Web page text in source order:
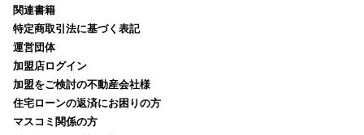
関連書籍
特定商取引法に基づく表記
運営団体
加盟店ログイン
加盟をご検討の不動産会社様
住宅ローンの返済にお困りの方
マスコミ関係の方